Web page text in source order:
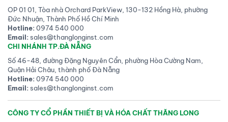
OP 01 01, Tòa nhà Orchard ParkView, 130-132 Hồng Hà, phường
Đức Nhuận, Thành Phố Hồ Chí Minh
Hotline:0974 540 000
Email:sales@thanglonginst.com
CHI NHÁNH TP.ĐÀ NẴNG
Số 46-48, đường Đặng Nguyên Cẩn, phường Hòa Cường Nam,
Quận Hải Châu, thành phố Đà Nẵng
Hotline:0974 540 000
Email:sales@thanglonginst.com
CÔNG TY CỔ PHẦN THIẾT BỊ VÀ HÓA CHẤT THĂNG LONG